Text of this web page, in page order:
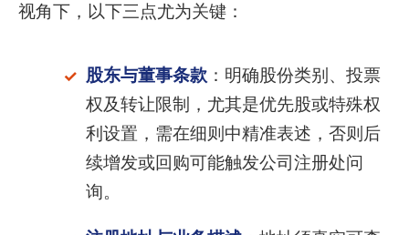
视角下，以下三点尤为关键：
股东与董事条款：明确股份类别、投票
权及转让限制，尤其是优先股或特殊权
利设置，需在细则中精准表述，否则后
续增发或回购可能触发公司注册处问
询。